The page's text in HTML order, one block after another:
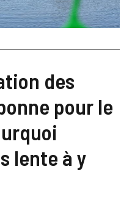
des
pour le
lente à y